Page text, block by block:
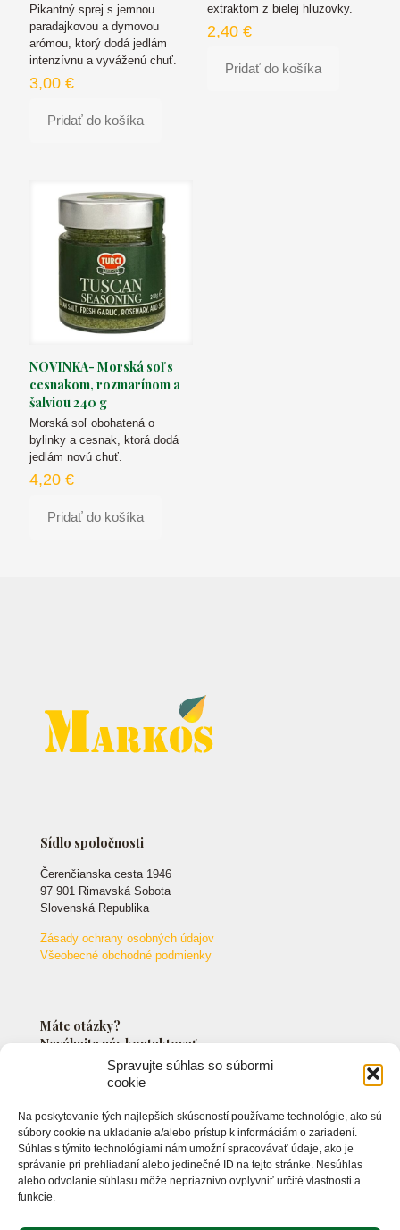
Spravujte súhlas so súbormi
cookie
Na poskytovanie tých najlepších skúseností používame technológie, ako sú
súbory cookie na ukladanie a/alebo prístup k informáciám o zariadení.
Súhlas s týmito technológiami nám umožní spracovávať údaje, ako je
správanie pri prehliadaní alebo jedinečné ID na tejto stránke. Nesúhlas
alebo odvolanie súhlasu môže nepriaznivo ovplyvniť určité vlastnosti a
funkcie.
Pikantný sprej s jemnou
paradajkovou a dymovou
arómou, ktorý dodá jedlám
intenzívnu a vyváženú chuť.
3,00 €
Pridať do košíka
extraktom z bielej hľuzovky.
2,40 €
Pridať do košíka
NOVINKA- Morská soľ s
cesnakom, rozmarínom a
šalviou 240 g
Morská soľ obohatená o
bylinky a cesnak, ktorá dodá
jedlám novú chuť.
4,20 €
Pridať do košíka
Sídlo spoločnosti
Čerenčianska cesta 1946
97 901 Rimavská Sobota
Slovenská Republika
Zásady ochrany osobných údajov
Všeobecné obchodné podmienky
Máte otázky?
Neváhajte nás kontaktovať.
+421 903 549 042
info@markossro.sk